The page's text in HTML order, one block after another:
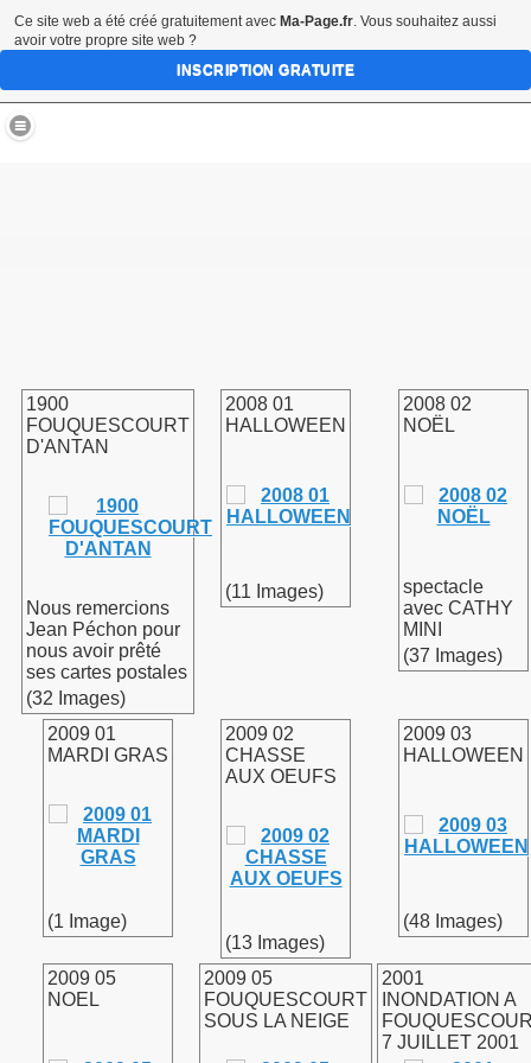
1900
FOUQUESCOURT
D'ANTAN
Nous remercions
Jean Péchon pour
nous avoir prêté
ses cartes postales
(32 Images)
2008 01
HALLOWEEN
(11 Images)
2008 02
NOËL
spectacle
avec CATHY
MINI
(37 Images)
2009 01
MARDI GRAS
(1 Image)
2009 02
CHASSE
AUX OEUFS
(13 Images)
2009 03
HALLOWEEN
(48 Images)
2009 05
NOEL
2009 05
FOUQUESCOURT
SOUS LA NEIGE
2001
INONDATION A
7 JUILLET 2001
Ce site web a été créé gratuitement avec Ma-Page.fr. Vous souhaitez aussi
avoir votre propre site web ?
INSCRIPTION GRATUITE